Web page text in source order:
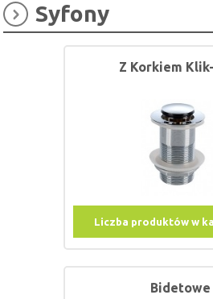
Syfony
Z Korkiem
Liczba produktów w
Bidetowe